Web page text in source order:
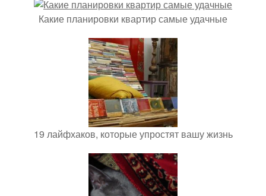
Какие планировки квартир самые удачные
19 лайфхаков, которые упростят вашу жизнь